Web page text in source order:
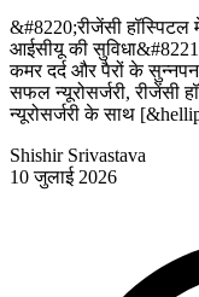
&#8220;रीजेंसी हॉस्पिटल
आईसीयू की
कमर दर्द और पैरों के
सफल न्यूरोसर्जरी, रीजेंसी
न्यूरोसर्जरी के साथ
Shishir Srivastava
10 जुलाई 2026